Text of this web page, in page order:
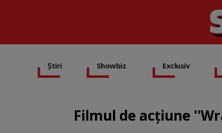
Știri Showbiz Exclusiv
Filmul de acţiune